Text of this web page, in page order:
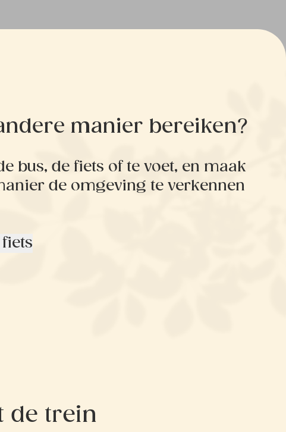
manier bereiken?
bus, de fiets of te voet, en maak
de omgeving te verkennen
de trein